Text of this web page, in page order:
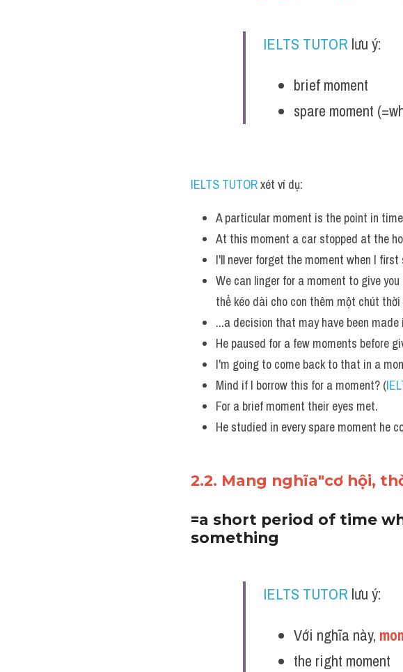
IELTS TUTOR lưu ý:
brief moment
spare moment
IELTS TUTOR xét ví dụ:
A particular moment is the point in
At this moment a car stopped at the
I'll never forget the moment when I
We can linger for a moment to give
thể kéo dài cho con thêm một chút
...a decision that may have been
He paused for a few moments before
I'm going to come back to that in a
Mind if I borrow this for a moment? (
For a brief moment their eyes met.
He studied in every spare moment he
2.2. Mang nghĩa"cơ hội,
=a short period of time
something
IELTS TUTOR lưu ý:
Với nghĩa này,
the right moment